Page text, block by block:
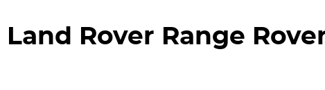
Land Rover Range